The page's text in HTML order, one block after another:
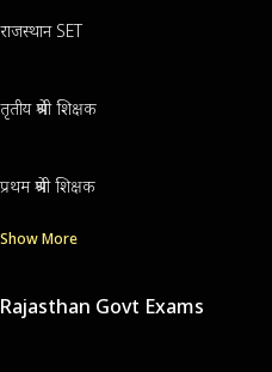
राजस्थान SET
तृतीय श्रेणी शिक्षक
प्रथम श्रेणी शिक्षक
Show More
Rajasthan Govt Exams